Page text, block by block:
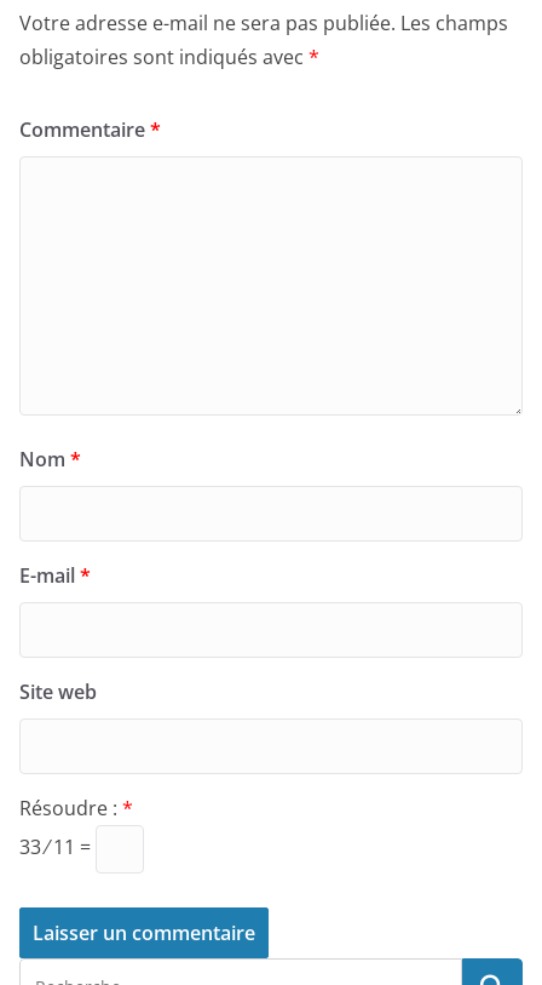
Votre adresse e-mail ne sera pas publiée. Les champs
obligatoires sont indiqués avec *
Commentaire*
Nom *
E-mail*
Site web
Résoudre : *
33 ⁄ 11 =